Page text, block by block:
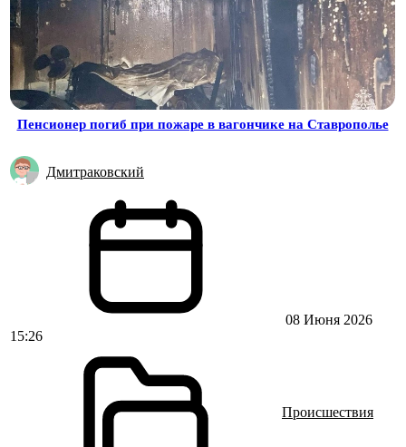
Пенсионер погиб при пожаре в вагончике на Ставрополье
Дмитраковский
08 Июня 2026
15:26
Происшествия